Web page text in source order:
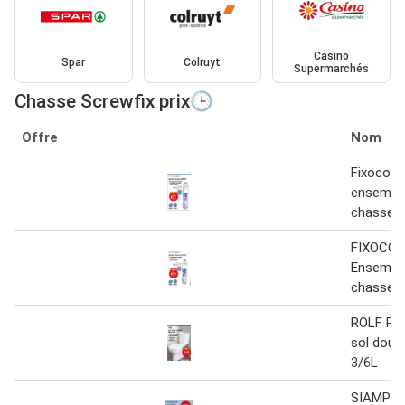
Spar Colruyt
Casino
Supermarchés
Chasse Screwfix prix🕒
Offre Nom
chasse
chasse
ROLF
sol
3/6L
SIAMP